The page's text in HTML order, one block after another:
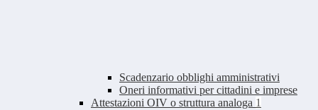
Scadenzario obblighi amministrativi
Oneri informativi per cittadini e imprese
Attestazioni OIV o struttura analoga 1